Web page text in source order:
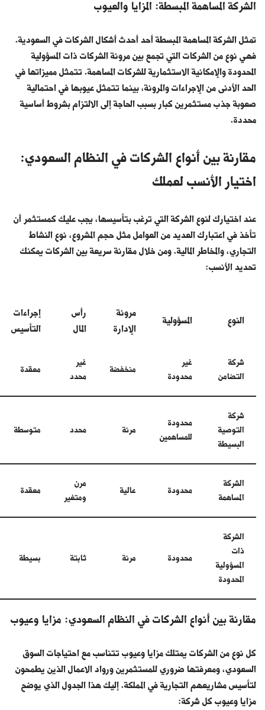
الشركة المساهمة المبسطة: المزايا والعيوب
تمثل الشركة المساهمة المبسطة أحد أحدث أشكال الشركات في السعودية.
فهي نوع من الشركات التي تجمع بين مرونة الشركات ذات المسؤولية
المحدودة والإمكانية الاستثمارية للشركات المساهمة. تتمثل مميزاتها في
الحد الأدنى من الإجراءات والمرونة، بينما تتمثل عيوبها في احتمالية
صعوبة جذب مستثمرين كبار بسبب الحاجة إلى الالتزام بشروط أساسية
محددة.
مقارنة بين أنواع الشركات في النظام السعودي:
اختيار الأنسب لعملك
عند اختيارك لنوع الشركة التي ترغب بتأسيسها، يجب عليك كمستثمر أن
تأخذ في اعتبارك العديد من العوامل مثل حجم المشروع، نوع النشاط
التجاري، والمخاطر المالية. ومن خلال مقارنة سريعة بين الشركات يمكنك
تحديد الأنسب:
النوع المسؤولية
مرونة
الإدارة
رأس
المال
إجراءات
التأسيس
شركة
التضامن
غير
محدودة
منخفضة
غير
محدد
معقدة
شركة
التوصية
البسيطة
محدودة
للمساهمين
مرنة محدد متوسطة
الشركة
المساهمة
محدودة عالية
مرن
ومتغير
معقدة
الشركة
ذات
المسؤولية
المحدودة
محدودة مرنة ثابتة بسيطة
مقارنة بين أنواع الشركات في النظام السعودي: مزايا وعيوب
كل نوع من الشركات يمتلك مزايا وعيوب تتناسب مع احتياجات السوق
السعودي، ومعرفتها ضروري للمستثمرين ورواد الاعمال الذين يطمحون
لتأسيس مشاريعهم التجارية في المملكة. إليك هذا الجدول الذي يوضح
مزايا وعيوب كل شركة: